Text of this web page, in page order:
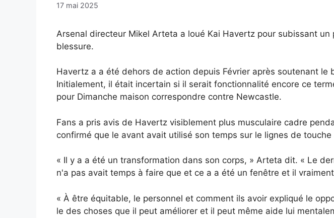
17 mai 2025
Arsenal directeur Mikel Arteta a loué Kai Havertz pour subissant un
blessure.
Havertz a a été dehors de action depuis Février après soutenant le
Initialement, il était incertain si il serait fonctionnalité encore ce
pour Dimanche maison correspondre contre Newcastle.
Fans a pris avis de Havertz visiblement plus musculaire cadre
confirmé que le avant avait utilisé son temps sur le lignes de touche
« Il y a a été un transformation dans son corps, » Arteta dit. « Le
n'a pas avait temps à faire que et ce a a été un fenêtre et il vraiment
« À être équitable, le personnel et comment ils avoir expliqué le
le des choses que il peut améliorer et il peut même aide lui